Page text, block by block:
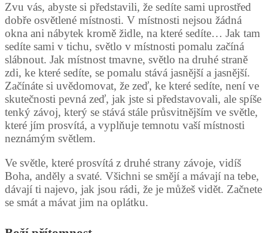
Zvu vás, abyste si představili, že sedíte sami uprostřed
dobře osvětlené místnosti. V místnosti nejsou žádná
okna ani nábytek kromě židle, na které sedíte… Jak tam
sedíte sami v tichu, světlo v místnosti pomalu začíná
slábnout. Jak místnost tmavne, světlo na druhé straně
zdi, ke které sedíte, se pomalu stává jasnější a jasnější.
Začínáte si uvědomovat, že zeď, ke které sedíte, není ve
skutečnosti pevná zeď, jak jste si představovali, ale spíše
tenký závoj, který se stává stále průsvitnějším ve světle,
které jím prosvítá, a vyplňuje temnotu vaší místnosti
neznámým světlem.
Ve světle, které prosvítá z druhé strany závoje, vidíš
Boha, anděly a svaté. Všichni se smějí a mávají na tebe,
dávají ti najevo, jak jsou rádi, že je můžeš vidět. Začnete
se smát a mávat jim na oplátku.